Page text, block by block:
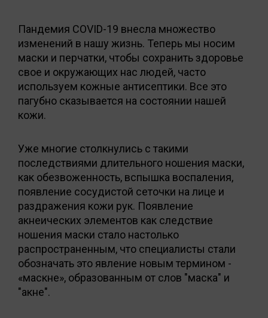
Пандемия COVID-19 внесла множество
изменений в нашу жизнь. Теперь мы носим
маски и перчатки, чтобы сохранить здоровье
свое и окружающих нас людей, часто
используем кожные антисептики. Все это
пагубно сказывается на состоянии нашей
кожи.
Уже многие столкнулись с такими
последствиями длительного ношения маски,
как обезвоженность, вспышка воспаления,
появление сосудистой сеточки на лице и
раздражения кожи рук. Появление
акнеических элементов как следствие
ношения маски стало настолько
распространенным, что специалисты стали
обозначать это явление новым термином -
«маскне», образованным от слов "маска" и
"акне".